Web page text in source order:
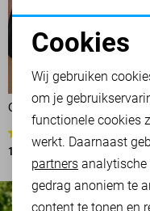
-
ONLY KORTE BROEK
10,00
Noodzakelijke
Personalisatie
Analytische
Marketing
Cookies
Wij gebruiken
om je
functionele cookies
werkt. Daarnaast
partners
gedrag anoniem te
content te tonen en